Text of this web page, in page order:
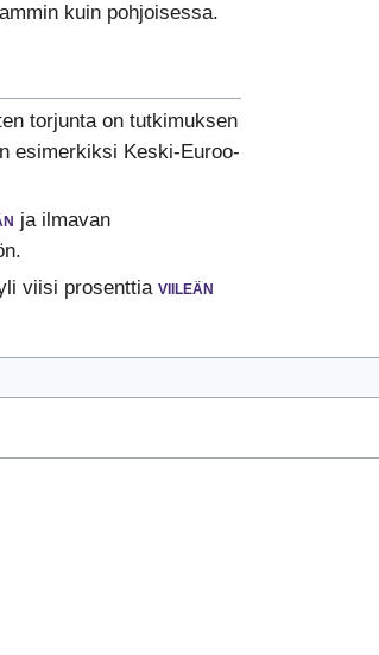
kuin pohjoisessa.
torjunta on tutkimuksen
esimerkiksi Keski-Euroo-
ja ilmavan
viisi prosenttia viileän